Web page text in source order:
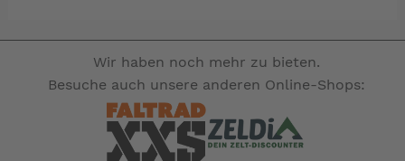
enthalten. Inklusive Staubkappen.
Umrüst-Set für SV-Ventile
2 Ventileinsätze SV
1 Ventilschlüssel
2 Staubkappen
Wir haben noch mehr zu bieten.
Besuche auch unsere anderen Online-Shops: